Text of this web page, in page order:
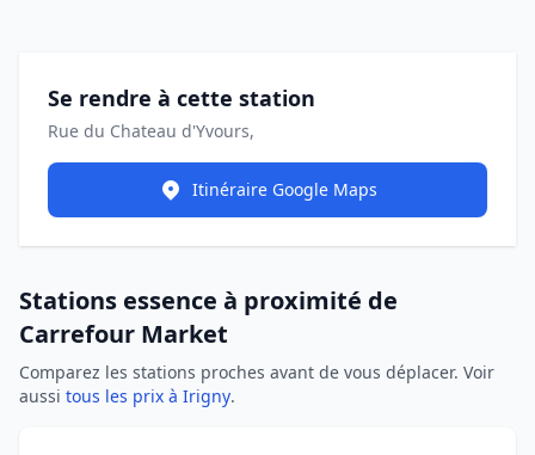
Se rendre à cette station
Rue du Chateau d'Yvours,
Itinéraire Google Maps
Stations essence à proximité de
Carrefour Market
Comparez les stations proches avant de vous déplacer. Voir
aussi tous les prix à Irigny.